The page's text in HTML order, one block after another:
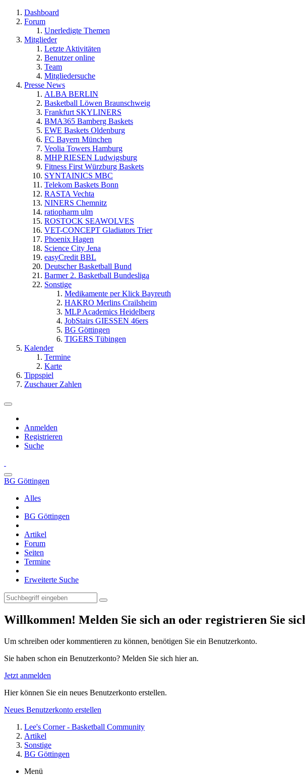
Dashboard
Forum
Unerledigte Themen
Mitglieder
Letzte Aktivitäten
Benutzer online
Team
Mitgliedersuche
Presse News
ALBA BERLIN
Basketball Löwen Braunschweig
Frankfurt SKYLINERS
BMA365 Bamberg Baskets
EWE Baskets Oldenburg
FC Bayern München
Veolia Towers Hamburg
MHP RIESEN Ludwigsburg
Fitness First Würzburg Baskets
SYNTAINICS MBC
Telekom Baskets Bonn
RASTA Vechta
NINERS Chemnitz
ratiopharm ulm
ROSTOCK SEAWOLVES
VET-CONCEPT Gladiators Trier
Phoenix Hagen
Science City Jena
easyCredit BBL
Deutscher Basketball Bund
Barmer 2. Basketball Bundesliga
Sonstige
Medikamente per Klick Bayreuth
HAKRO Merlins Crailsheim
MLP Academics Heidelberg
JobStairs GIESSEN 46ers
BG Göttingen
TIGERS Tübingen
Kalender
Termine
Karte
Tippspiel
Zuschauer Zahlen
Anmelden
Registrieren
Suche
BG Göttingen
Alles
BG Göttingen
Artikel
Forum
Seiten
Termine
Erweiterte Suche
Willkommen! Melden Sie sich an oder registrieren Sie
Um schreiben oder kommentieren zu können, benötigen Sie ein Benutzerkonto.
Sie haben schon ein Benutzerkonto? Melden Sie sich hier an.
Jetzt anmelden
Hier können Sie ein neues Benutzerkonto erstellen.
Neues Benutzerkonto erstellen
Lee's Corner - Basketball Community
Artikel
Sonstige
BG Göttingen
Menü